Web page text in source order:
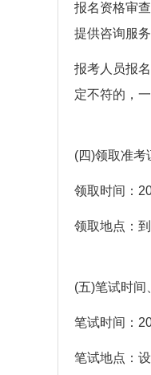
报名资格审
提供咨询服
报考人员报
定不符的，
(四)领取准考
领取时间：
领取地点：
(五)笔试时间
笔试时间：
笔试地点：